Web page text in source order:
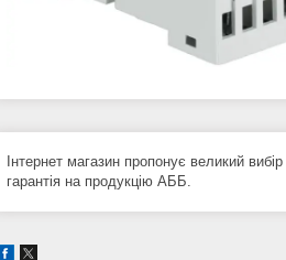
Інтернет магазин пропонує великий вибір
гарантія на продукцію АББ.